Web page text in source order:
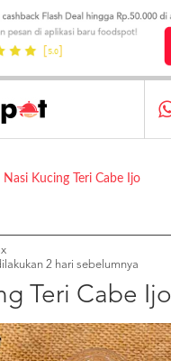
Nasi Kucing Teri Cabe Ijo
2 hari sebelumnya
Teri Cabe Ijo